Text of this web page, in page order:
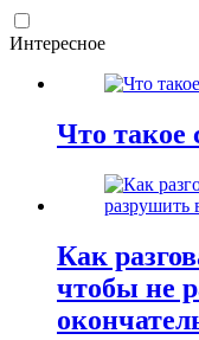
Интересное
Что такое
Как
чтобы не